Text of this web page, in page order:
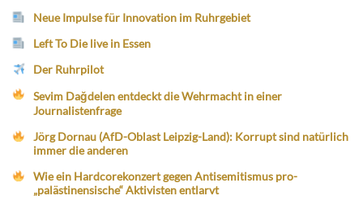
Neue Impulse für Innovation im Ruhrgebiet
Left To Die live in Essen
Der Ruhrpilot
Sevim Dağdelen entdeckt die Wehrmacht in einer
Journalistenfrage
Jörg Dornau (AfD-Oblast Leipzig-Land): Korrupt sind natürlich
immer die anderen
Wie ein Hardcorekonzert gegen Antisemitismus pro-
„palästinensische“ Aktivisten entlarvt